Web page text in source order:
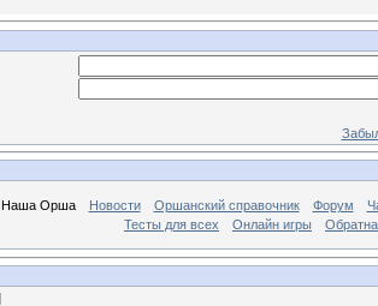
Наша Орша Новости Оршанский справочник Форум
Тесты для всех
Онлайн игры